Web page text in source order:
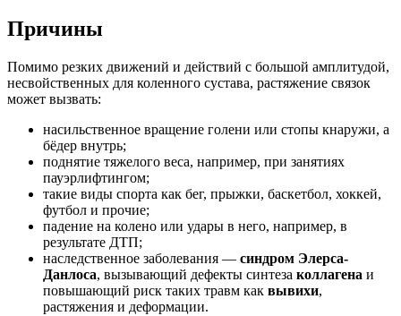
Причины
Помимо резких движений и действий с большой амплитудой,
несвойственных для коленного сустава, растяжение связок
может вызвать:
насильственное вращение голени или стопы кнаружи, а
бёдер внутрь;
поднятие тяжелого веса, например, при занятиях
пауэрлифтингом;
такие виды спорта как бег, прыжки, баскетбол, хоккей,
футбол и прочие;
падение на колено или удары в него, например, в
результате ДТП;
наследственное заболевания — синдром Элерса-
Данлоса, вызывающий дефекты синтеза коллагена и
повышающий риск таких травм как вывихи,
растяжения и деформации.